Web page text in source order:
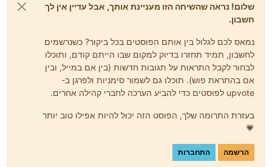
שלום! נראה שהשיחה הזו מעניינת אותך, אבל עדיין אין לך
חשבון.
נמאס לכם לגלול בין אותם הפוסטים בכל ביקור? כשנרשמים
לחשבון, תמיד תחזרו בדיוק למקום שבו הייתם קודם, ותוכלו
לבחור לקבל התראות על תגובות חדשות (בין אם במייל, ובין
אם בהתראת פוש). תוכלו גם לשמור סימניות ולפרגן ב-
upvote לפוסטים כדי להביע הערכה לחברי קהילה אחרים.
בעזרת התרומה שלך, הפוסט הזה יכול להיות אפילו טוב יותר
💗
הרשמה התחברות